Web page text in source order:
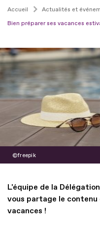
Accueil Actualités et
Bien préparer ses vacances
freepik
L'équipe de la
vous partage le contenu
vacances !